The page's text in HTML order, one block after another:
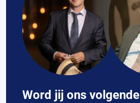
Word jij ons volgende